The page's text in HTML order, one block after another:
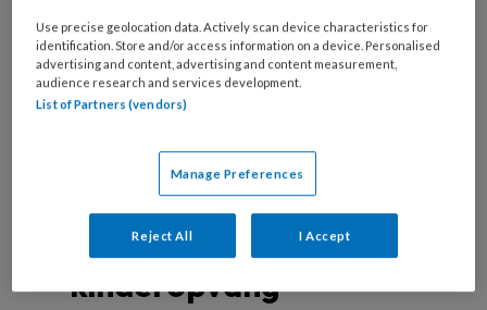
inspecteren. Gemeenten kregen voor deze
intensivering van het toezicht in 2022 al extra
geld, maar vanaf 2023 is de nieuwe toezichtsnorm
vastgelegd in de Wet kinderopvang.
Over toezicht
kinderopvang
Use precise geolocation data. Actively scan device characteristics for
identification. Store and/or access information on a device. Personalised
advertising and content, advertising and content measurement,
audience research and services development.
List of Partners (vendors)
Manage Preferences
Reject All I Accept